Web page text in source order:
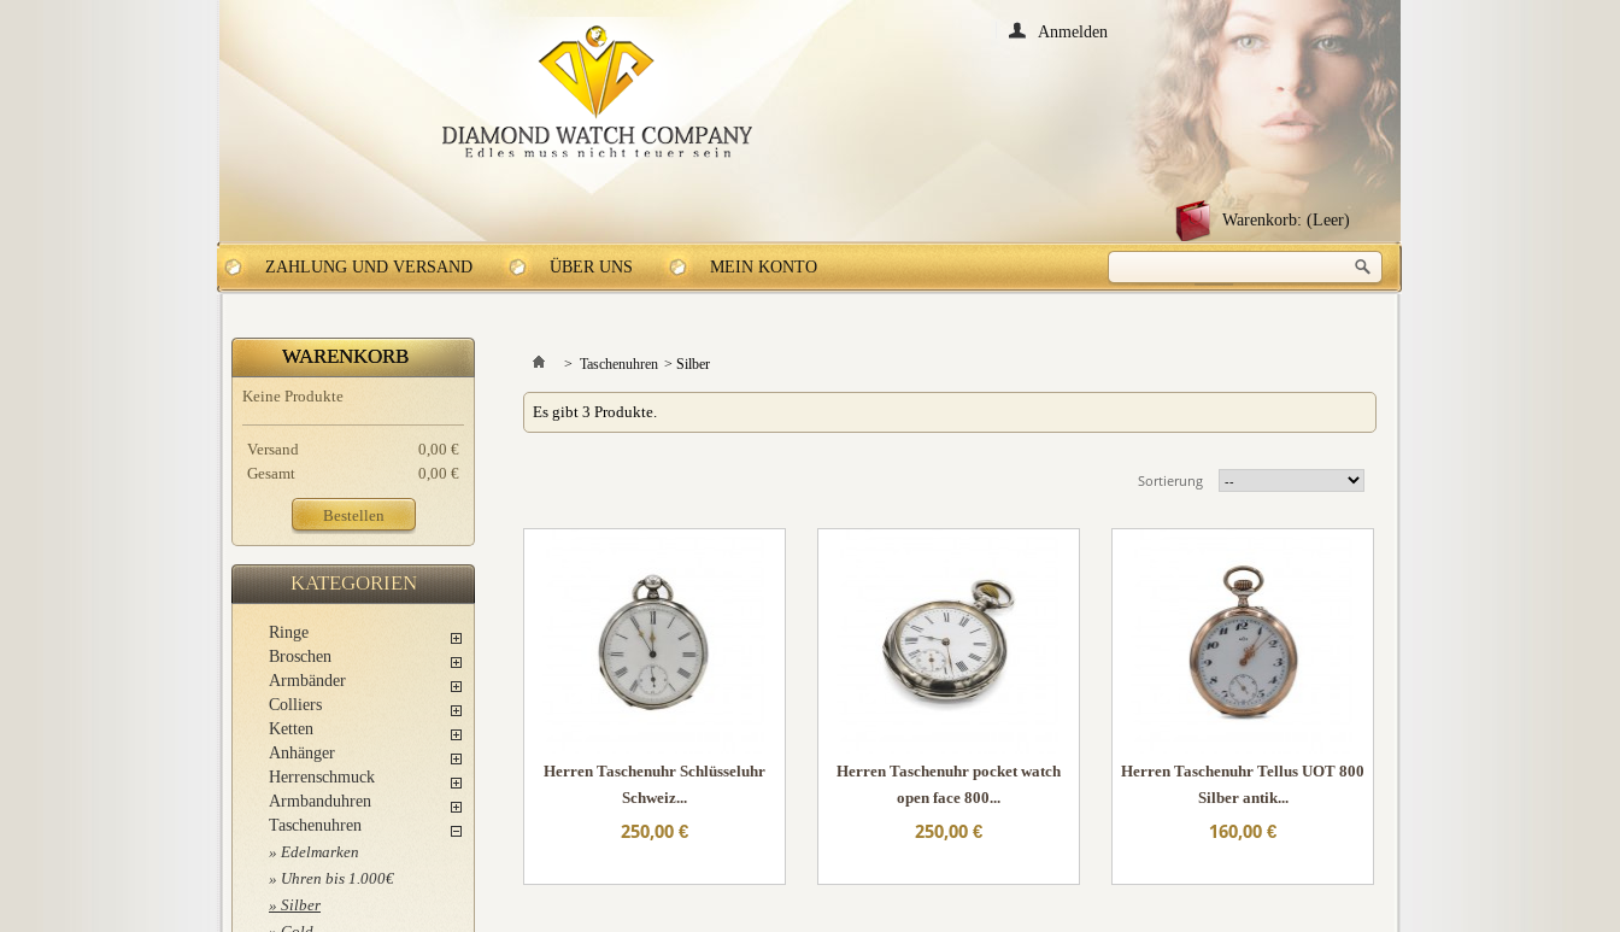
Warenkorb: (Leer)
Anmelden
ZAHLUNG UND VERSAND ÜBER UNS MEIN KONTO
WARENKORB
Keine Produkte
0,00 €
Versand
0,00 €
Gesamt
Bestellen
KATEGORIEN
Ringe
Broschen
Armbänder
Colliers
Ketten
Anhänger
Herrenschmuck
Armbanduhren
Taschenuhren
Edelmarken
Uhren bis 1.000€
Silber
> Taschenuhren > Silber
Es gibt 3 Produkte.
Sortierung
Herren Taschenuhr Schlüsseluhr
Schweiz...
250,00 €
Herren Taschenuhr pocket watch
open face 800...
250,00 €
Herren Taschenuhr Tellus UOT 800
Silber antik...
160,00 €